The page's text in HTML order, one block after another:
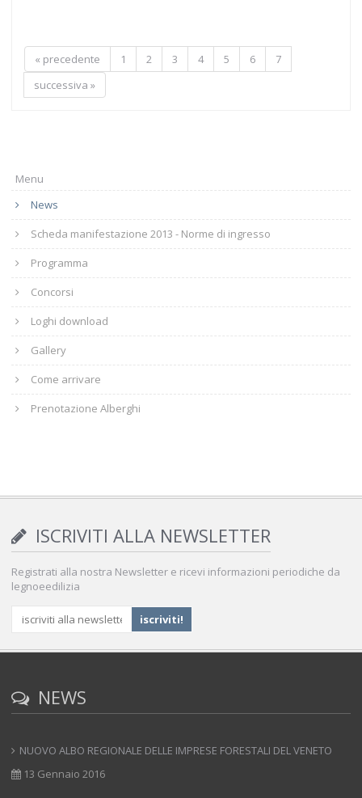
« precedente 1 2 3 4 5 6
7
successiva »
Menu
News
Scheda manifestazione 2013 - Norme di ingresso
Programma
Concorsi
Loghi download
Gallery
Come arrivare
Prenotazione Alberghi
ISCRIVITI ALLA NEWSLETTER
Registrati alla nostra Newsletter e ricevi informazioni periodiche da
legnoeedilizia
NEWS
NUOVO ALBO REGIONALE DELLE IMPRESE FORESTALI DEL VENETO
13 Gennaio 2016